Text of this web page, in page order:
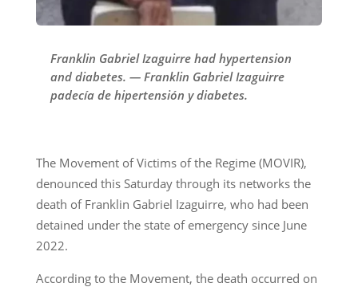
Franklin Gabriel Izaguirre had hypertension
and diabetes. — Franklin Gabriel Izaguirre
padecía de hipertensión y diabetes.
The Movement of Victims of the Regime (MOVIR),
denounced this Saturday through its networks the
death of Franklin Gabriel Izaguirre, who had been
detained under the state of emergency since June
2022.
According to the Movement, the death occurred on